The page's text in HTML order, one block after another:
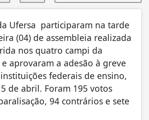
Ufersa participaram na tarde
(04) de assembleia realizada
nos quatro campi da
aprovaram a adesão à greve
federais de ensino,
de abril. Foram 195 votos
94 contrários e sete